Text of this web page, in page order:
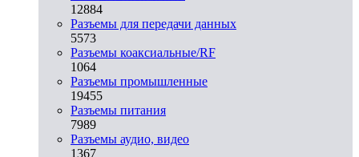
12884
Разъeмы для передачи данных
5573
Разъeмы коаксиальные/RF
1064
Разъeмы промышленные
19455
Разъeмы питания
7989
Разъeмы аудио, видео
1367